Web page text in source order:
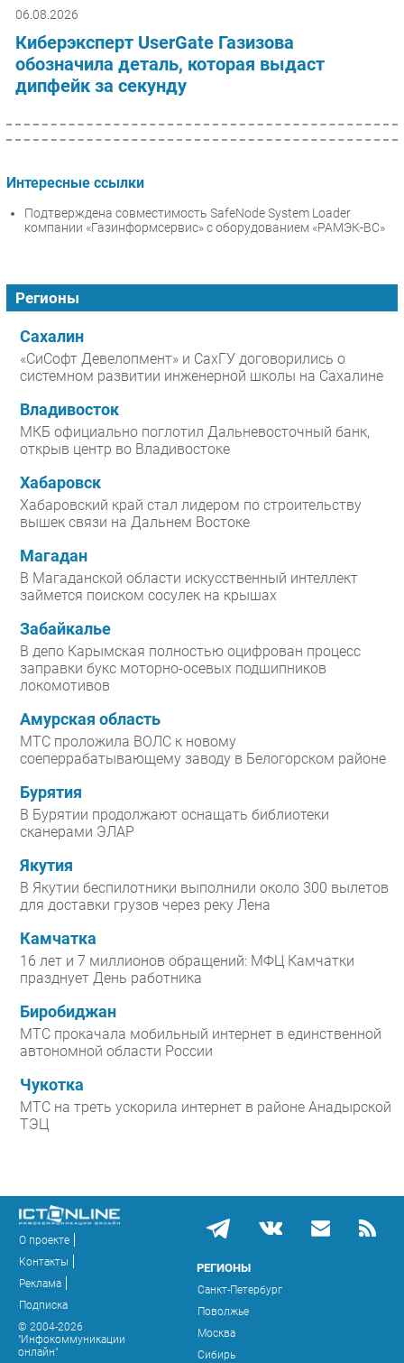
06.08.2026
Киберэксперт UserGate Газизова
обозначила деталь, которая выдаст
дипфейк за секунду
Интересные ссылки
Подтверждена совместимость SafeNode System Loader
компании «Газинформсервис» с оборудованием «РАМЭК-ВС»
Регионы
Сахалин
«СиСофт Девелопмент» и СахГУ договорились о
системном развитии инженерной школы на Сахалине
Владивосток
МКБ официально поглотил Дальневосточный банк,
открыв центр во Владивостоке
Хабаровск
Хабаровский край стал лидером по строительству
вышек связи на Дальнем Востоке
Магадан
В Магаданской области искусственный интеллект
займется поиском сосулек на крышах
Забайкалье
В депо Карымская полностью оцифрован процесс
заправки букс моторно-осевых подшипников
локомотивов
Амурская область
МТС проложила ВОЛС к новому
соеперрабатывающему заводу в Белогорском районе
Бурятия
В Бурятии продолжают оснащать библиотеки
сканерами ЭЛАР
Якутия
В Якутии беспилотники выполнили около 300 вылетов
для доставки грузов через реку Лена
Камчатка
16 лет и 7 миллионов обращений: МФЦ Камчатки
празднует День работника
Биробиджан
МТС прокачала мобильный интернет в единственной
автономной области России
Чукотка
МТС на треть ускорила интернет в районе Анадырской
ТЭЦ
О проекте
Контакты
Реклама
Подписка
© 2004-2026
"Инфокоммуникации
онлайн"
РЕГИОНЫ
Санкт-Петербург
Поволжье
Москва
Сибирь